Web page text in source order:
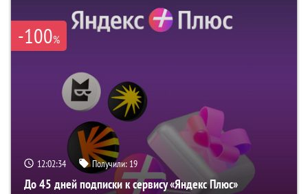
-100%
12:02:33 Получили: 19
До 45 дней подписки к сервису «Яндекс Плюс»